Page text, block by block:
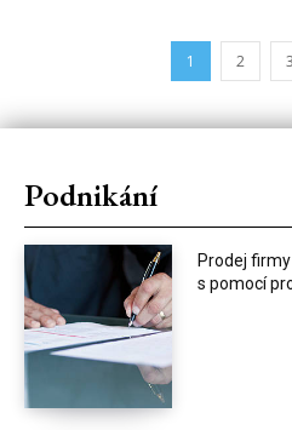
1 2 3
Podnikání
Prodej
s pomocí